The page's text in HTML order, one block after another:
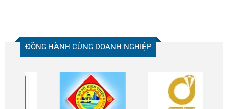
ĐỒNG HÀNH CÙNG DOANH NGHIỆP